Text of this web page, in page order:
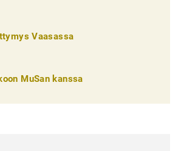
Vaasassa
MuSan kanssa